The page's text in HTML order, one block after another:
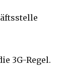
3G-Regel.